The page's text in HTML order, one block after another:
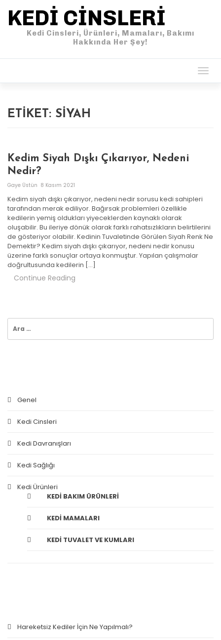
KEDI CINSLERI
Kedi Cinsleri, Ürünleri, Mamaları, Bakımı
Hakkında Her Şey!
ETIKET: SIYAH
Kedim Siyah Dışkı Çıkarıyor, Nedeni
Nedir?
Gaye Üstün 8 Kasım 2021
Kedim siyah dışkı çıkarıyor, nedeni nedir sorusu kedi sahipleri
tarafından merak ediliyor. Bağırsak problemleri özellikle
kedilerin yemiş oldukları yiyeceklerden kaynaklı olarak
oluşabilir. Bu ileriye dönük olarak farklı rahatsızlıkların belirtilerini
de gösteriyor olabilir. Kedinin Tuvaletinde Görülen Siyah Renk Ne
Demektir? Kedim siyah dışkı çıkarıyor, nedeni nedir konusu
üzerine farklı sonuçlar ortaya konmuştur. Yapılan çalışmalar
doğrultusunda kedilerin […]
Continue Reading
Arama:
Genel
Kedi Cinsleri
Kedi Davranışları
Kedi Sağlığı
Kedi Ürünleri
KEDI BAKIM ÜRÜNLERI
KEDI MAMALARI
KEDI TUVALET VE KUMLARI
Hareketsiz Kediler İçin Ne Yapılmalı?